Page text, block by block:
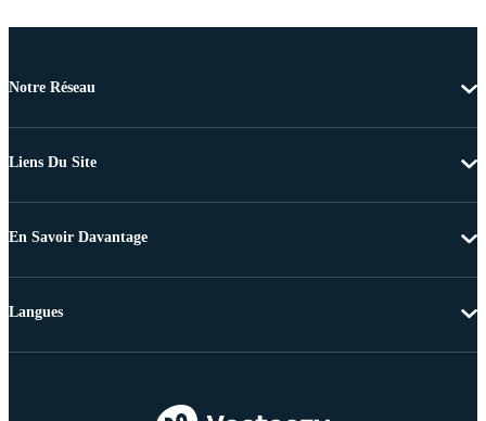
Notre Réseau
Liens Du Site
En Savoir Davantage
Langues